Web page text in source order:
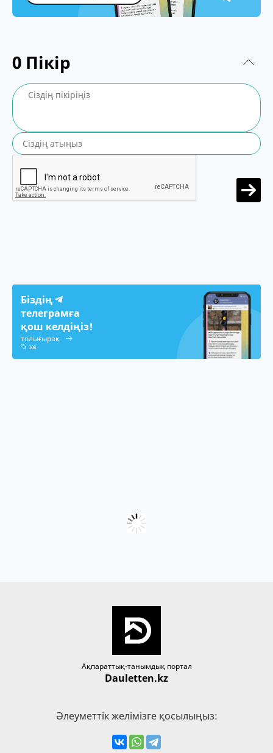
0 Пікір
Біздің
телеграмға
қош келдіңіз!
толығырақ
308
Ақпараттық-танымдық портал
Dauletten.kz
Әлеуметтік желімізге қосылыңыз: